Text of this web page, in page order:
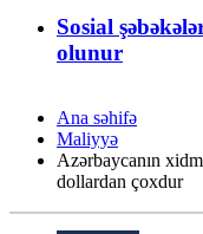
Sosial
olunur
Ana səhifə
Maliyyə
Azərbaycanın
dollardan çoxdur